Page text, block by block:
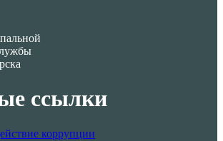
ссылки
коррупции